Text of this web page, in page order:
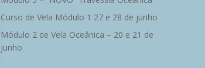
Curso de Vela Módulo 1 27 e 28 de junho
Módulo 2 de Vela Oceânica – 20 e 21 de
junho